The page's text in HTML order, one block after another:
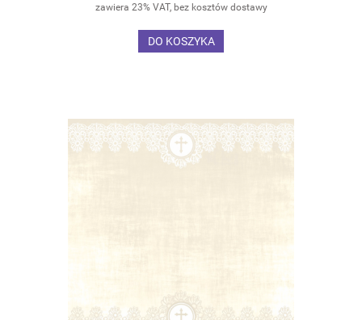
zawiera 23% VAT, bez kosztów dostawy
DO KOSZYKA